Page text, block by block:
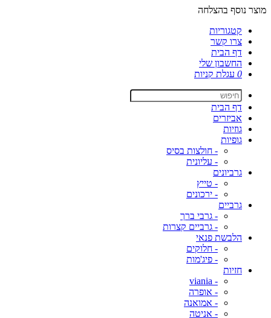
מוצר נוסף בהצלחה
קטגוריות
צרו קשר
דף הבית
החשבון שלי
0 עגלת קניות
דף הבית
אביזרים
גוזיות
גופיות
- חולצות בסיס
- עליונית
גרביונים
- טייץ
- ירכונים
גרביים
- גרבי ברך
- גרביים קצרות
הלבשת פנאי
- חלוקים
- פיג'מות
חזיות
- viania
- אופרה
- אמואנה
- אניטה